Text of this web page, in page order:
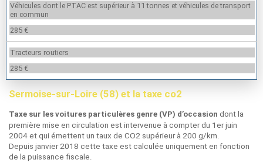
Véhicules dont le PTAC est supérieur à 11 tonnes et véhicules de transport
en commun
285 €
Tracteurs routiers
285 €
Sermoise-sur-Loire (58) et la taxe co2
Taxe sur les voitures particulères genre (VP) d’occasion dont la
première mise en circulation est intervenue à compter du 1er juin
2004 et qui émettent un taux de CO2 supérieur à 200 g/km.
Depuis janvier 2018 cette taxe est calculée uniquement en fonction
de la puissance fiscale.